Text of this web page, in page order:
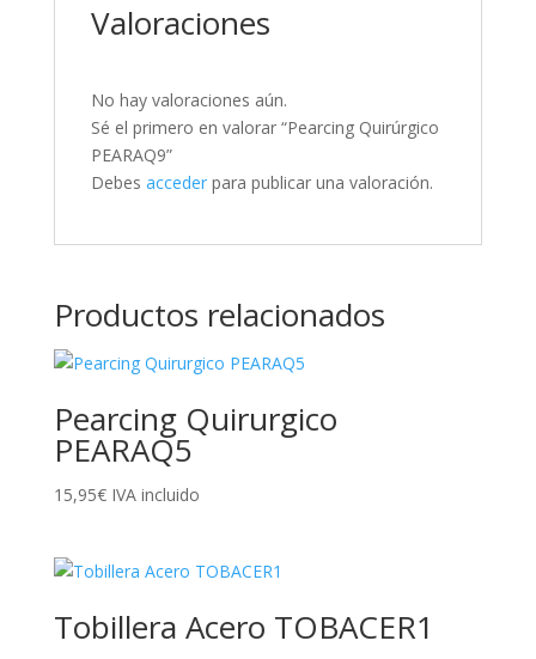
Valoraciones
No hay valoraciones aún.
Sé el primero en valorar “Pearcing Quirúrgico
PEARAQ9”
Debes accederpara publicar una valoración.
Productos relacionados
Pearcing Quirurgico
PEARAQ5
15,95€ IVA incluido
Tobillera Acero TOBACER1